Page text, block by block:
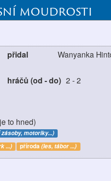
moudrosti
přidal Wanyanka
hráčů (od - do) 2 -2
to hned)
motoriky...)
...) příroda(les, tábor ...)